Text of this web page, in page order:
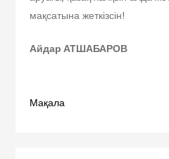
мақсатына жеткізсін!
Айдар АТШАБАРОВ
Мақала